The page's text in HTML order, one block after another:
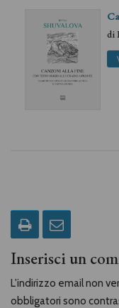
di
Inserisci un
L'indirizzo email non
obbligatori sono